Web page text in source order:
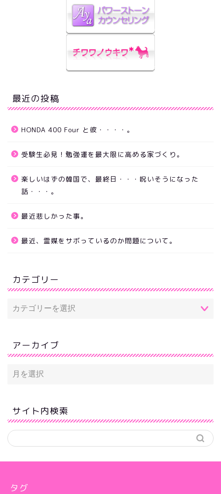
最近の投稿
HONDA 400 Four と彼・・・・。
受験生必見！勉強運を最大限に高める家づくり。
楽しいはずの韓国で、最終日・・・呪いそうになった
話・・・。
最近悲しかった事。
最近、霊媒をサボっているのか問題について。
カテゴリー
アーカイブ
サイト内検索
タグ